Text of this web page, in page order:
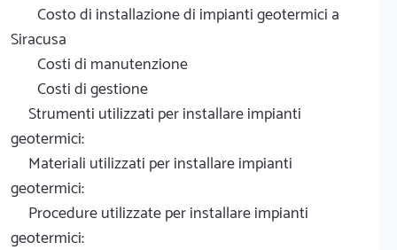
Costo di installazione di impianti geotermici a
Siracusa
Costi di manutenzione
Costi di gestione
Strumenti utilizzati per installare impianti
geotermici:
Materiali utilizzati per installare impianti
geotermici:
Procedure utilizzate per installare impianti
geotermici: